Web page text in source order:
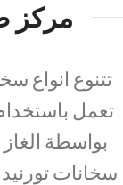
مركز
تتنوع انواع
تعمل
بواسطة
سخانات